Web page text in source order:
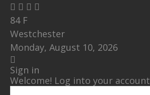
84 F
Westchester
Monday, August 10, 2026
Sign in
Welcome! Log into your account